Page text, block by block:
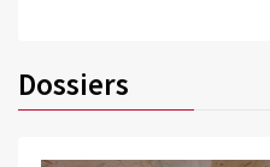
Dossiers